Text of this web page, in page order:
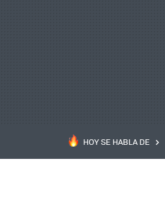
HOY SE HABLA DE